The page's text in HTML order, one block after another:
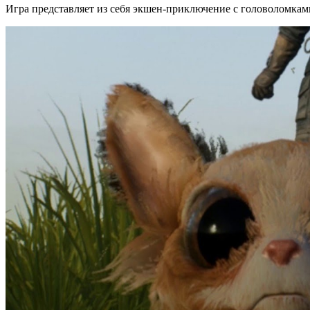
Игра представляет из себя экшен-приключение с